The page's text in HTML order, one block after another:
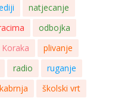
natjecanje
odbojka
plivanje
radio
ruganje
školski vrt